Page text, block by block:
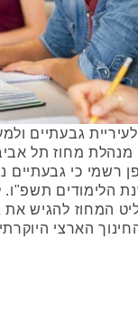
גבעתיים
מנהלת מחוז תל
רשמי כי גבעתיים
הלימודים תשפ"ו.
המחוז להגיש
הארצי